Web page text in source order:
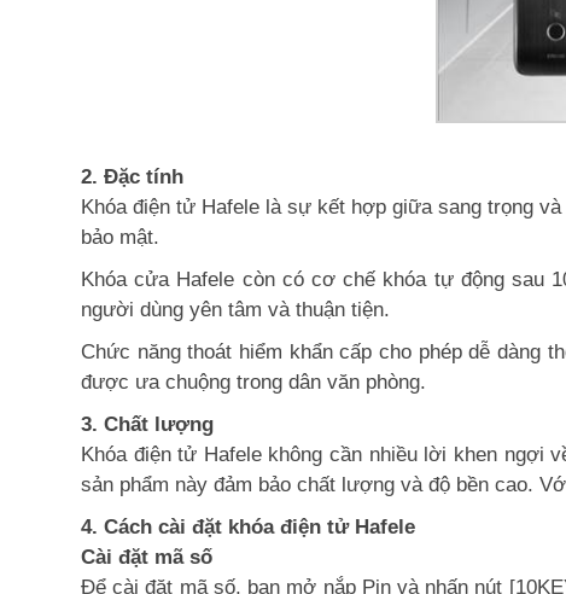
2. Đặc tính
Khóa điện tử Hafele là sự kết hợp giữa sang trọng
bảo mật.
Khóa cửa Hafele còn có cơ chế khóa tự động sau
người dùng yên tâm và thuận tiện.
Chức năng thoát hiểm khẩn cấp cho phép dễ dàng
được ưa chuộng trong dân văn phòng.
3. Chất lượng
Khóa điện tử Hafele không cần nhiều lời khen ngợi
sản phẩm này đảm bảo chất lượng và độ bền cao.
4. Cách cài đặt khóa điện tử Hafele
Cài đặt mã số
Để cài đặt mã số, bạn mở nắp Pin và nhấn nút